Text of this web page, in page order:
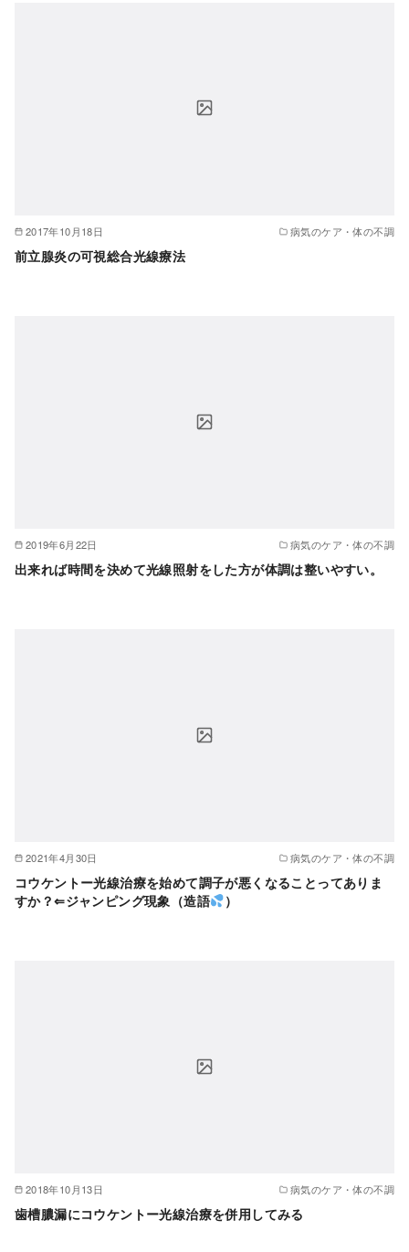
2017年10月18日 病気のケア・体の不調
前立腺炎の可視総合光線療法
2019年6月22日 病気のケア・体の不調
出来れば時間を決めて光線照射をした方が体調は整いやすい。
2021年4月30日 病気のケア・体の不調
コウケントー光線治療を始めて調子が悪くなることってありま
すか？⇐ジャンピング現象（造語
）
2018年10月13日 病気のケア・体の不調
歯槽膿漏にコウケントー光線治療を併用してみる